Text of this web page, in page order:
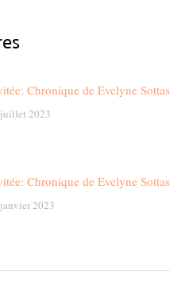
Chronique de Evelyne Sottas
2023
Chronique de Evelyne Sottas
2023